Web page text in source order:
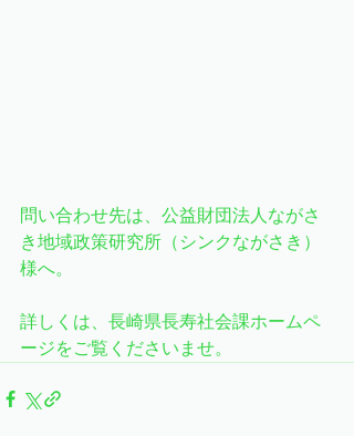
問い合わせ先は、公益財団法人ながさ
き地域政策研究所（シンクながさき）
様へ。
詳しくは、長崎県長寿社会課ホームペ
ージをご覧くださいませ。